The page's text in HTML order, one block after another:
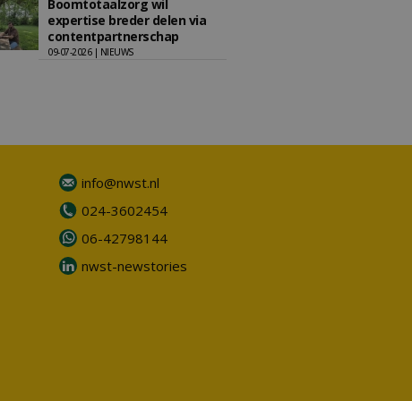
Boomtotaalzorg wil
expertise breder delen via
contentpartnerschap
09-07-2026 | NIEUWS
info@nwst.nl
024-3602454
06-42798144
nwst-newstories